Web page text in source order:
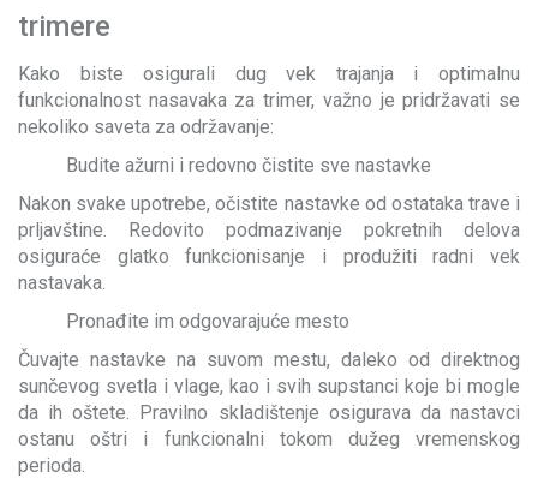
trimere
Kako biste osigurali dug vek trajanja i optimalnu
funkcionalnost nasavaka za trimer, važno je pridržavati se
nekoliko saveta za održavanje:
Budite ažurni i redovno čistite sve nastavke
Nakon svake upotrebe, očistite nastavke od ostataka trave i
prljavštine. Redovito podmazivanje pokretnih delova
osiguraće glatko funkcionisanje i produžiti radni vek
nastavaka.
Pronađite im odgovarajuće mesto
Čuvajte nastavke na suvom mestu, daleko od direktnog
sunčevog svetla i vlage, kao i svih supstanci koje bi mogle
da ih oštete. Pravilno skladištenje osigurava da nastavci
ostanu oštri i funkcionalni tokom dužeg vremenskog
perioda.